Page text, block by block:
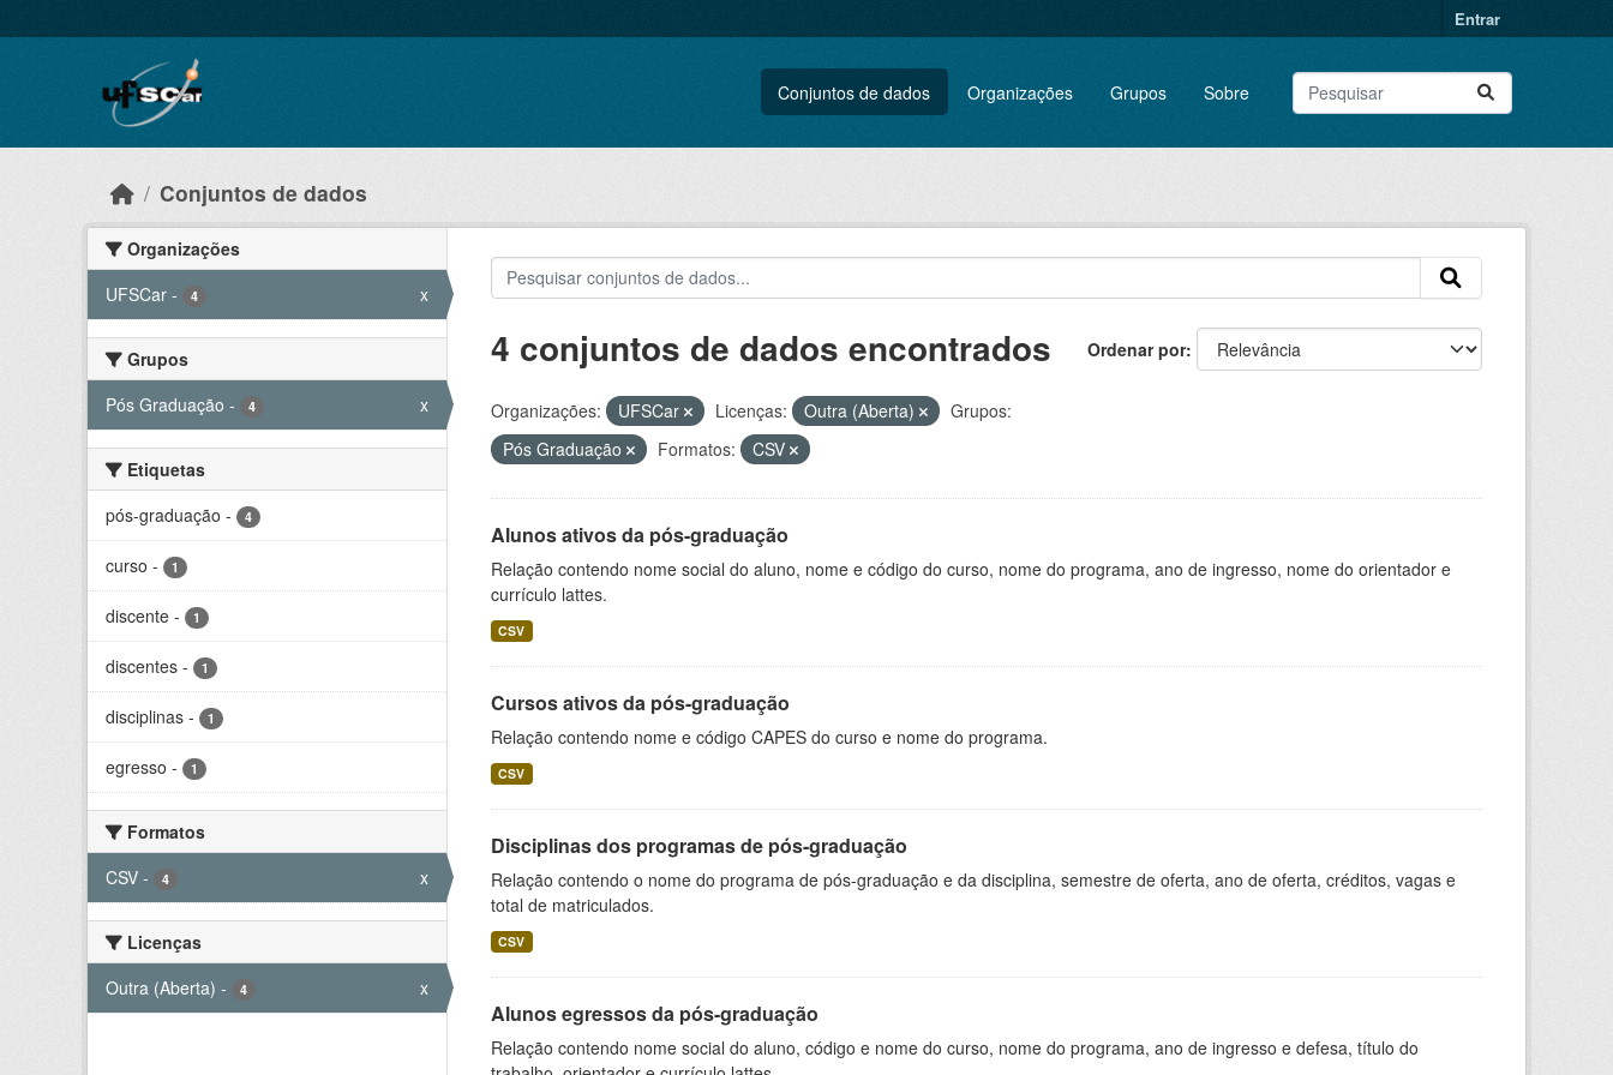
Entrar
Conjuntos de dados Organizações Grupos Sobre
Conjuntos de dados
Organizações
UFSCar - 4 x
Grupos
Pós Graduação - 4 x
Etiquetas
pós-graduação - 4
curso - 1
discente - 1
discentes - 1
disciplinas - 1
egresso - 1
Formatos
CSV - 4 x
Licenças
Outra (Aberta) - 4 x
Ordenar por
4 conjuntos de dados encontrados
Organizações: UFSCar Licenças: Outra (Aberta)
Grupos:
Pós Graduação
Formatos: CSV
Alunos ativos da pós-graduação
Relação contendo nome social do aluno, nome e código do curso, nome do programa, ano de ingresso, nome do orientador e
currículo lattes.
CSV
Cursos ativos da pós-graduação
Relação contendo nome e código CAPES do curso e nome do programa.
CSV
Disciplinas dos programas de pós-graduação
Relação contendo o nome do programa de pós-graduação e da disciplina, semestre de oferta, ano de oferta, créditos, vagas e
total de matriculados.
CSV
Alunos egressos da pós-graduação
Relação contendo nome social do aluno, código e nome do curso, nome do programa, ano de ingresso e defesa, título do